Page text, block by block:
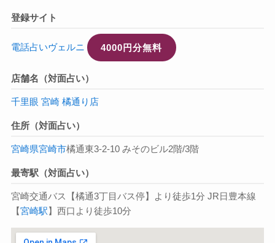
登録サイト
電話占いヴェルニ 4000円分無料
店舗名（対面占い）
千里眼 宮崎 橘通り店
住所（対面占い）
宮崎県宮崎市橘通東3-2-10 みそのビル2階/3階
最寄駅（対面占い）
宮崎交通バス【橘通3丁目バス停】より徒歩1分 JR日豊本線
【宮崎駅】西口より徒歩10分